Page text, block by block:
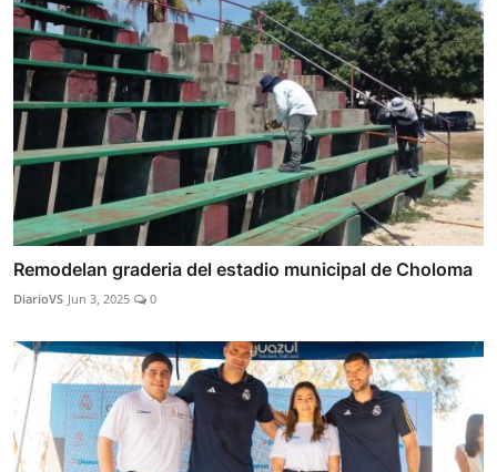
Remodelan graderia del estadio municipal de Choloma
DiarioVS Jun 3, 2025 0